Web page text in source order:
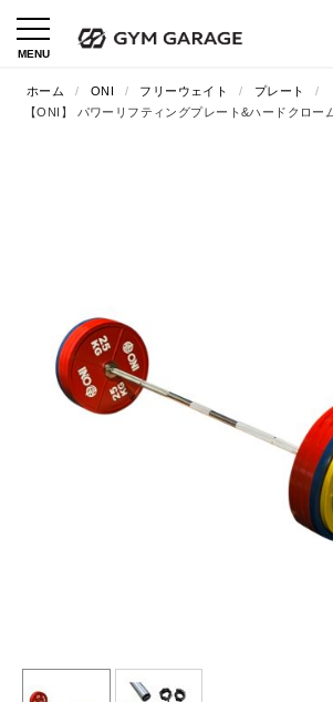
ホーム / ONI / フリーウェイト / プレート
/
【ONI】 パワーリフティングプレート&ハードクロー